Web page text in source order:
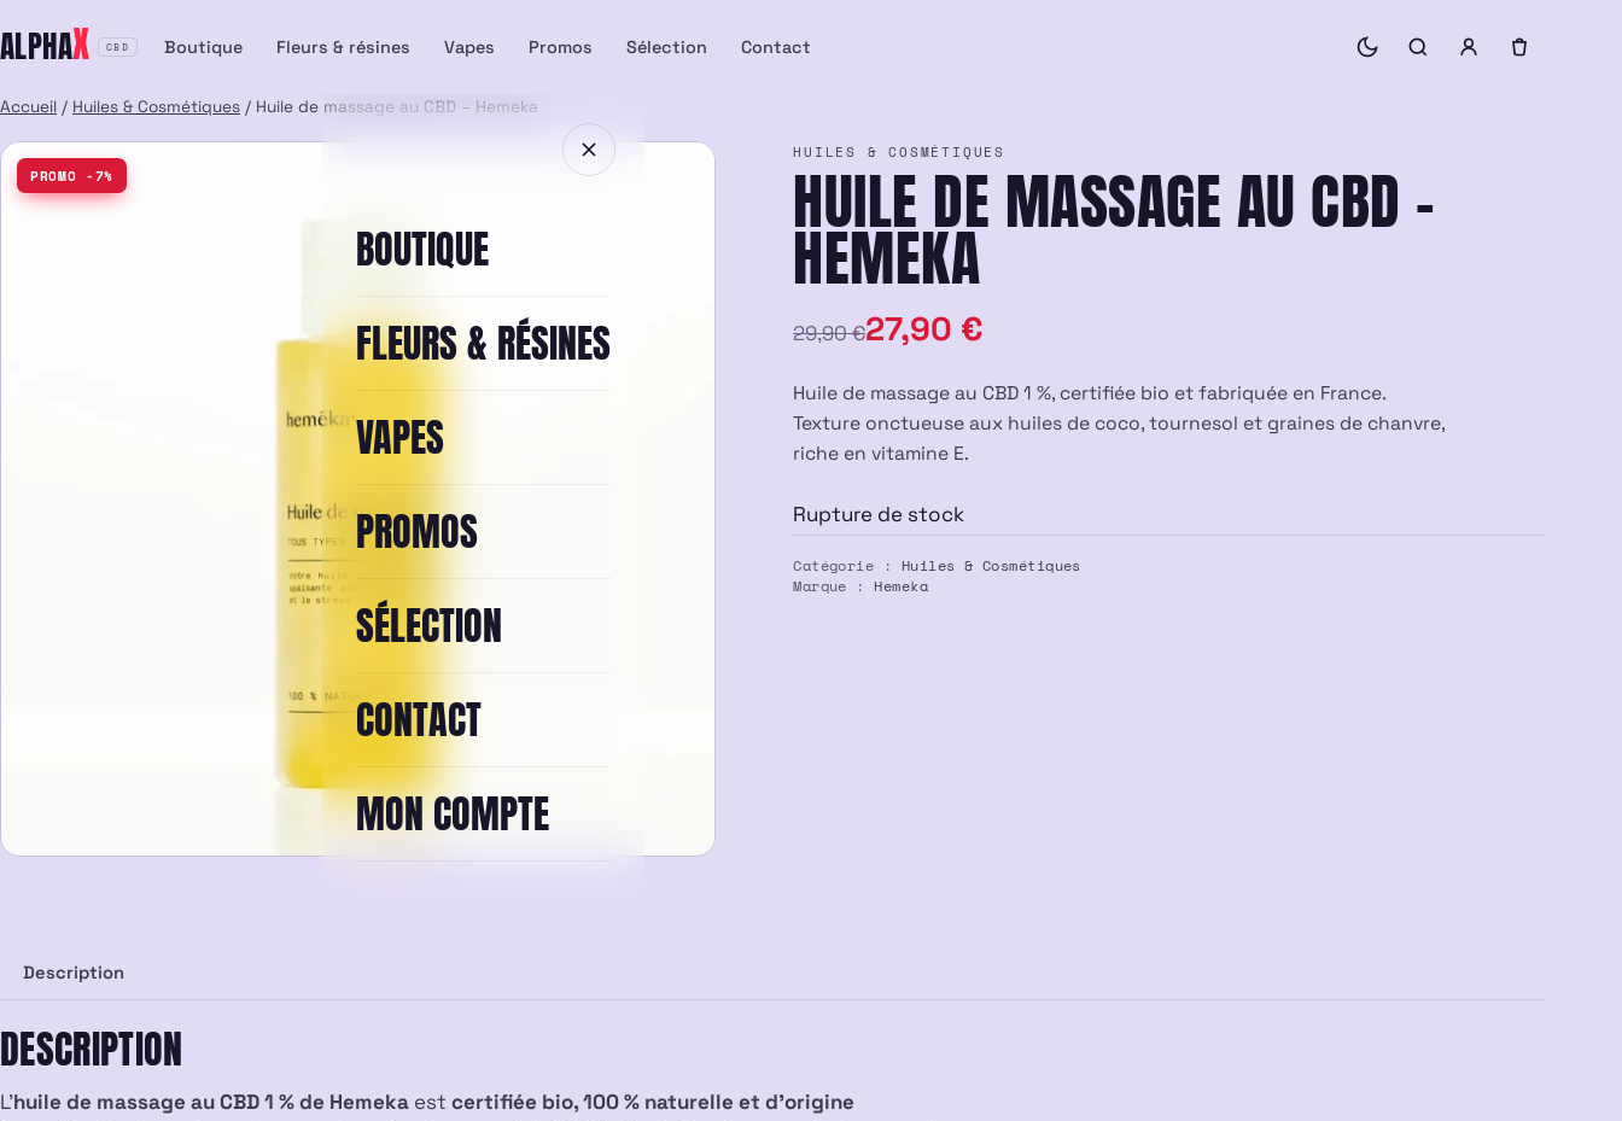
au
ALPHAX CBD Boutique Fleurs & résines Vapes Promos Sélection Contact
BOUTIQUE
FLEURS & RÉSINES
VAPES
PROMOS
SÉLECTION
CONTACT
MON COMPTE
Accueil / Huiles & Cosmétiques / Huile de massage au CBD – Hemeka
PROMO -7%
HUILES & COSMÉTIQUES
HUILE DE MASSAGE AU CBD –
HEMEKA
29,90€
Le
prix
initial
29,90 €.
27,90 €
Le
prix
actuel
27,90 €.
Huile de massage au CBD 1 %, certifiée bio et fabriquée en France.
Texture onctueuse aux huiles de coco, tournesol et graines de chanvre,
riche en vitamine E.
Rupture de stock
Catégorie : Huiles & Cosmétiques
Marque : Hemeka
Description
DESCRIPTION
L’huile de massage au CBD 1 % de Hemeka est certifiée bio, 100 % naturelle et d’origine